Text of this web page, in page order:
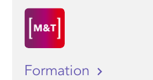
Formation